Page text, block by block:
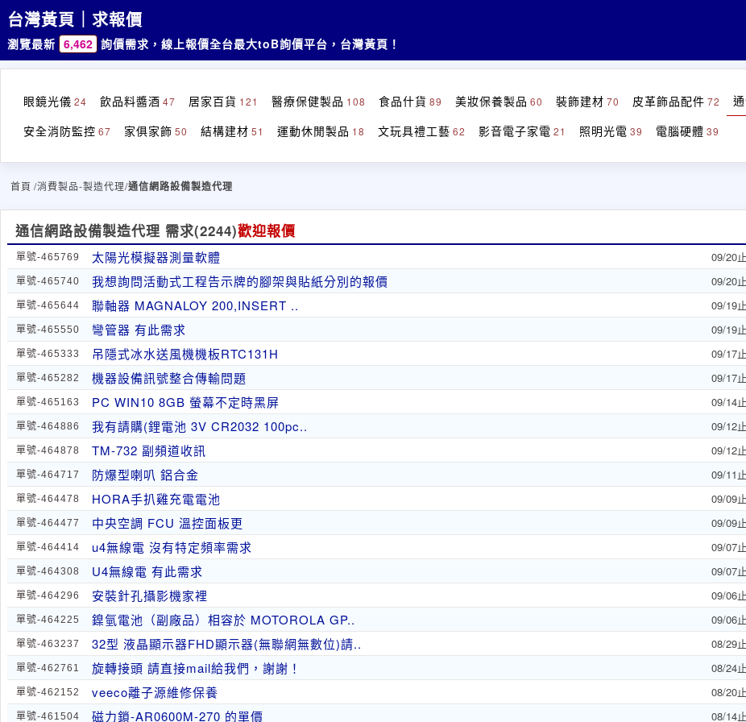
台灣黃頁｜求報價
瀏覽最新 6,462 詢價需求，線上報價全台最大toB詢價平台，台灣黃頁！
眼鏡光儀 24 飲品料醬酒 47 居家百貨 121 醫療保健製品 108 食品什貨 89 美妝保養製品 60 裝飾建材 70 皮革飾品配件 72
安全消防監控 67 家俱家飾 50 結構建材 51 運動休閒製品 18 文玩具禮工藝 62 影音電子家電 21 照明光電 39 電腦硬體 39
首頁 /消費製品-製造代理/通信網路設備製造代理
通信網路設備製造代理 需求(2244)歡迎報價
單號-465769 太陽光模擬器測量軟體 09/20止
單號-465740 我想詢問活動式工程告示牌的腳架與貼紙分別的報價 09/20止
單號-465644 聯軸器 MAGNALOY 200,INSERT .. 09/19止
單號-465550 彎管器 有此需求 09/19止
單號-465333 吊隱式冰水送風機機板RTC131H 09/17止
單號-465282 機器設備訊號整合傳輸問題 09/17止
單號-465163 PC WIN10 8GB 螢幕不定時黑屏 09/14止
單號-464886 我有請購(鋰電池 3V CR2032 100pc.. 09/12止
單號-464878 TM-732 副頻道收訊 09/12止
單號-464717 防爆型喇叭 鋁合金 09/11止
單號-464478 HORA手扒雞充電電池 09/09止
單號-464477 中央空調 FCU 溫控面板更 09/09止
單號-464414 u4無線電 沒有特定頻率需求 09/07止
單號-464308 U4無線電 有此需求 09/07止
單號-464296 安裝針孔攝影機家裡 09/06止
單號-464225 鎳氫電池（副廠品）相容於 MOTOROLA GP.. 09/06止
單號-463237 32型 液晶顯示器FHD顯示器(無聯網無數位)請.. 08/29止
單號-462761 旋轉接頭 請直接mail給我們，謝謝！ 08/24止
單號-462152 veeco離子源維修保養 08/20止
單號-461504 磁力鎖-AR0600M-270 的單價 08/14止